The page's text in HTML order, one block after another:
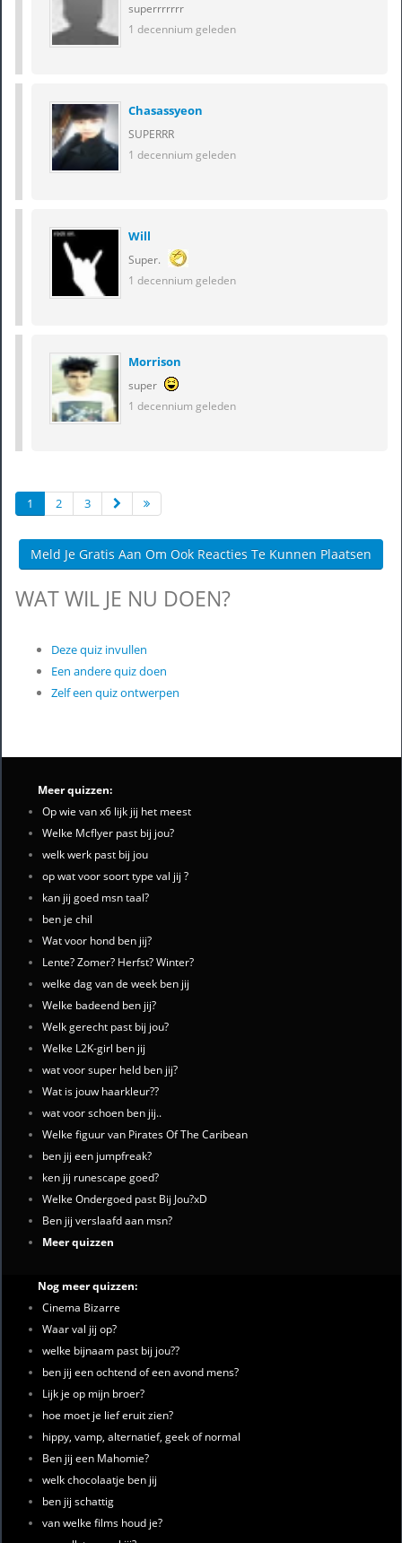
superrrrrrr
1 decennium geleden
Chasassyeon
SUPERRR
1 decennium geleden
Will
Super.
1 decennium geleden
Morrison
super
1 decennium geleden
1 2 3
Meld Je Gratis Aan Om Ook Reacties Te Kunnen Plaatsen
WAT WIL JE NU DOEN?
Deze quiz invullen
Een andere quiz doen
Zelf een quiz ontwerpen
Meer quizzen:
Op wie van x6 lijk jij het meest
Welke Mcflyer past bij jou?
welk werk past bij jou
op wat voor soort type val jij ?
kan jij goed msn taal?
ben je chil
Wat voor hond ben jij?
Lente? Zomer? Herfst? Winter?
welke dag van de week ben jij
Welke badeend ben jij?
Welk gerecht past bij jou?
Welke L2K-girl ben jij
wat voor super held ben jij?
Wat is jouw haarkleur??
wat voor schoen ben jij..
Welke figuur van Pirates Of The Caribean
ben jij een jumpfreak?
ken jij runescape goed?
Welke Ondergoed past Bij Jou?xD
Ben jij verslaafd aan msn?
Meer quizzen
Nog meer quizzen:
Cinema Bizarre
Waar val jij op?
welke bijnaam past bij jou??
ben jij een ochtend of een avond mens?
Lijk je op mijn broer?
hoe moet je lief eruit zien?
hippy, vamp, alternatief, geek of normal
Ben jij een Mahomie?
welk chocolaatje ben jij
ben jij schattig
van welke films houd je?